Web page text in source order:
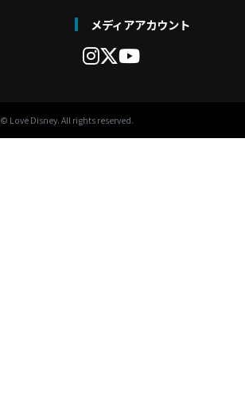
メディアアカウント
© Love Disney. All rights reserved.